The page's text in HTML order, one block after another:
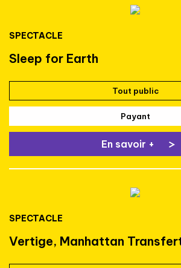
SPECTACLE
Sleep for Earth
Tout public
Payant
En savoir +
SPECTACLE
Vertige, Manhattan